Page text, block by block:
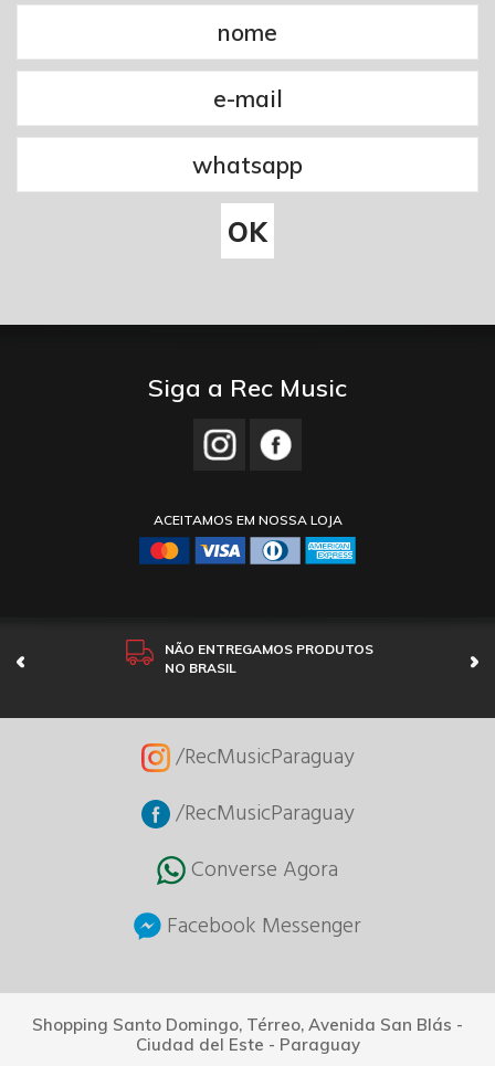
Siga a Rec Music
ACEITAMOS EM NOSSA LOJA
NÃO ENTREGAMOS PRODUTOS
NO BRASIL
/RecMusicParaguay
/RecMusicParaguay
Converse Agora
Facebook Messenger
Shopping Santo Domingo, Térreo, Avenida San Blás -
Ciudad del Este - Paraguay